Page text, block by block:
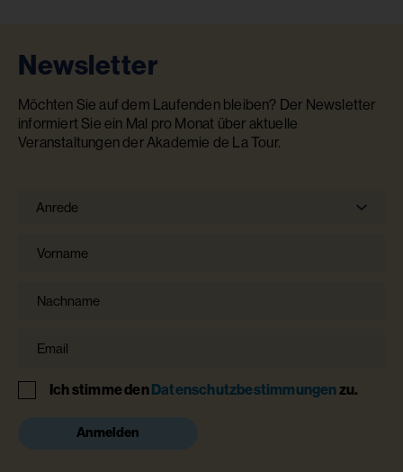
Newsletter
Möchten Sie auf dem Laufenden bleiben? Der Newsletter
informiert Sie ein Mal pro Monat über aktuelle
Veranstaltungen der Akademie de La Tour.
Anrede
Anrede
Hinweis
Ich stimme denDatenschutzbestimmungenzu.
Anmelden